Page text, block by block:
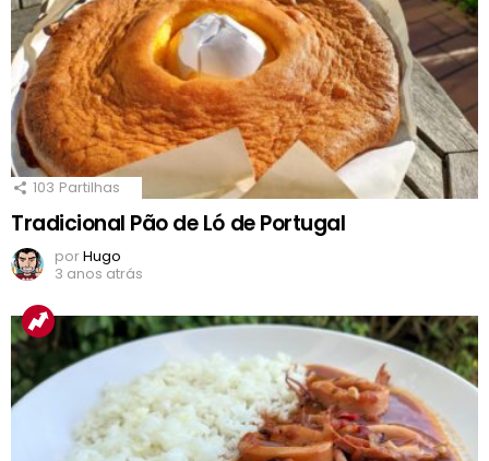
103 Partilhas
Tradicional Pão de Ló de Portugal
porHugo
3 anos atrás